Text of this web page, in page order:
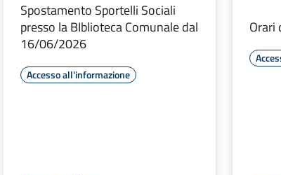
Spostamento Sportelli Sociali
presso la BIblioteca Comunale dal
16/06/2026
Accesso all'informazione
Orari